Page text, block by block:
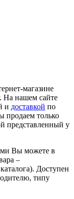
магазине
На нашем сайте
и доставкой по
продаем только
представленный у
Вы можете в
–
Доступен
типу